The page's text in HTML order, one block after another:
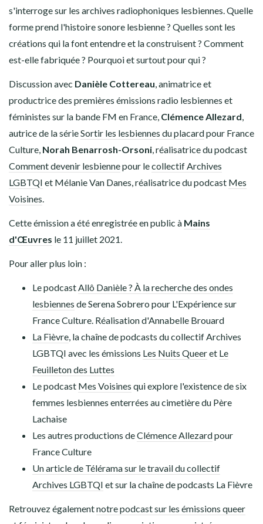
s'interroge sur les archives radiophoniques lesbiennes. Quelle
forme prend l'histoire sonore lesbienne ? Quelles sont les
créations qui la font entendre et la construisent ? Comment
est-elle fabriquée ? Pourquoi et surtout pour qui ?
Discussion avec Danièle Cottereau, animatrice et
productrice des premières émissions radio lesbiennes et
féministes sur la bande FM en France, Clémence Allezard,
autrice de la sérieSortir les lesbiennes du placardpour France
Culture, Norah Benarrosh-Orsoni, réalisatrice du podcast
Comment devenir lesbiennepour lecollectif Archives
LGBTQI et Mélanie Van Danes, réalisatrice du podcast Mes
Voisines.
Cette émission a été enregistrée en public à Mains
d'Œuvres le 11 juillet 2021.
Pour aller plus loin :
Le podcastAllô Danièle ? À la recherche des ondes
lesbiennes de Serena Sobrero pour L'Expérience sur
France Culture. Réalisation d'Annabelle Brouard
La Fièvre, la chaîne de podcasts du collectif Archives
LGBTQI avec les émissions Les Nuits Queeret Le
Feuilleton des Luttes
Le podcast Mes Voisines qui explore l'existence de six
femmes lesbiennes enterrées au cimetière du Père
Lachaise
Les autres productions deClémence Allezardpour
France Culture
Un article de Télérama sur le travail du collectif
Archives LGBTQI et sur la chaîne de podcasts La Fièvre
Retrouvez égalementnotre podcast sur les émissions queer